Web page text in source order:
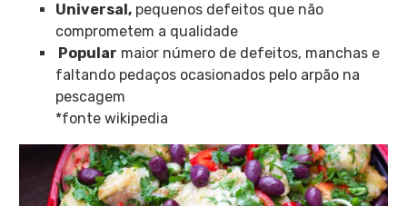
Universal,pequenos defeitos que não
comprometem a qualidade
Popular maior número de defeitos, manchas e
faltando pedaços ocasionados pelo arpão na
pescagem
*fonte wikipedia